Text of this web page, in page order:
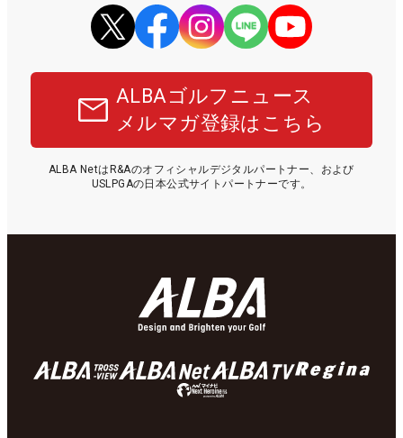
ALBAゴルフニュース
メルマガ登録はこちら
ALBA NetはR&Aのオフィシャルデジタルパートナー、および
USLPGAの日本公式サイトパートナーです。